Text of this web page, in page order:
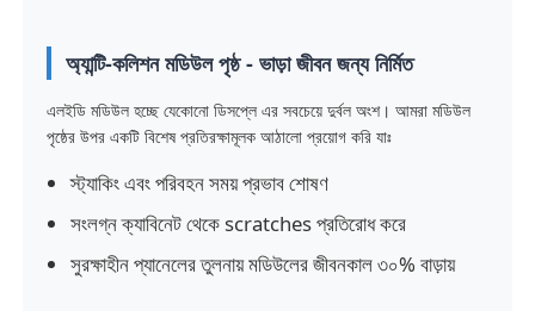
এসএমডি এলইডি স্ক্রিন
বহিরঙ্গন এলইডি ডিসপ্লে বোর্ড
অ্যান্টি-কলিশন মডিউল পৃষ্ঠ - ভাড়া জীবন জন্য নির্মিত
এলইডি মডিউল হচ্ছে যেকোনো ডিসপ্লে এর সবচেয়ে দুর্বল অংশ। আমরা মডিউল
পৃষ্ঠের উপর একটি বিশেষ প্রতিরক্ষামূলক আঠালো প্রয়োগ করি যাঃ
স্ট্যাকিং এবং পরিবহন সময় প্রভাব শোষণ
সংলগ্ন ক্যাবিনেট থেকে scratches প্রতিরোধ করে
সুরক্ষাহীন প্যানেলের তুলনায় মডিউলের জীবনকাল ৩০% বাড়ায়